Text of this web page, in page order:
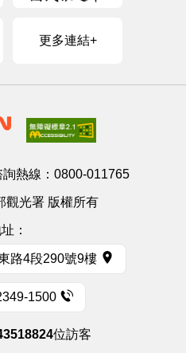
更多連結+
熱線： 0800-011765
觀光署 版權所有
：
路4段290號9樓
1500
位訪客